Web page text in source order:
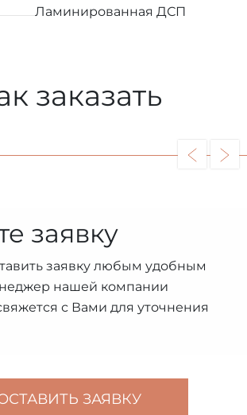
Ламинированная ДСП
заказать
заявку
заявку любым удобным
нашей компании
с Вами для уточнения
ЗАЯВКУ